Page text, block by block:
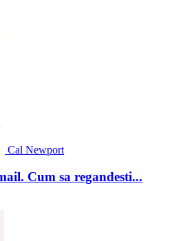
Cal Newport
Cum sa regandesti...